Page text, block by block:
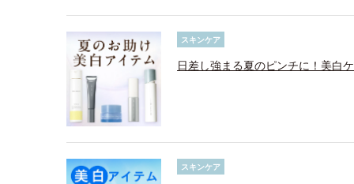
スキンケア
日差し強まる夏のピンチに！美白
スキンケア